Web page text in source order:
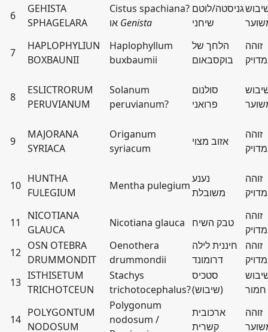
6
GEHISTA
SPHAGELARA
Cistus spachiana?
Genista
גניסטה/לוטם
שיחני
7
HAPLOPHYLIUN
BOXBAUNII
Haplophyllum
buxbaumii
הלחך של
בוקסבאום
זוהה
8
ESLICTRORUM
PERUVIANUM
Solanum
peruvianum?
סולנום
פרואני
9
MAJORANA
SYRIACA
Origanum
syriacum
אזוב מצוי
זוהה
10
HUNTHA
FULEGIUM
Mentha pulegium
נענע
משובלת
זוהה
11
NICOTIANA
GLAUCA
Nicotiana glauca טבק השיח
זוהה
12
OSN OTEBRA
DRUMMONDIT
Oenothera
drummondii
חיננית לילה
דרומונד
זוהה
13
ISTHISETUM
TRICHOTCEUN
Stachys
trichotocephalus?
סטכיס
(שיבוש)
חמור
14
POLYGONTUM
NODOSUM
Polygonum
nodosum /
ארכובית
קשרית
זוהה